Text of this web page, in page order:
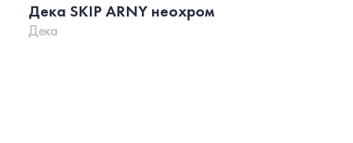
Дека SKIP ARNY неохром
Дека